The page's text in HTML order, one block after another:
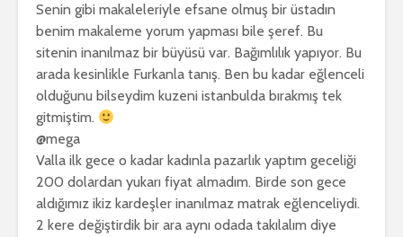
Senin gibi makaleleriyle efsane olmuş bir üstadın
benim makaleme yorum yapması bile şeref. Bu
sitenin inanılmaz bir büyüsü var. Bağımlılık yapıyor. Bu
arada kesinlikle Furkanla tanış. Ben bu kadar eğlenceli
olduğunu bilseydim kuzeni istanbulda bırakmış tek
gitmiştim.
@mega
Valla ilk gece o kadar kadınla pazarlık yaptım geceliği
200 dolardan yukarı fiyat almadım. Birde son gece
aldığımız ikiz kardeşler inanılmaz matrak eğlenceliydi.
2 kere değiştirdik bir ara aynı odada takılalım diye